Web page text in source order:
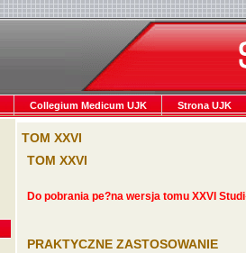
Strona UJK
Collegium Medicum UJK
TOM XXVI
TOM XXVI
Do pobrania pe?na wersja tomu XXVI
PRAKTYCZNE ZASTOSOWANIE